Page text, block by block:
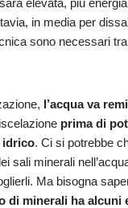
elevata, più
in media per
sono necessari
l’acqua va
prima di
idrico. Ci si potrebbe
sali minerali
Ma bisogna
di minerali ha alcuni